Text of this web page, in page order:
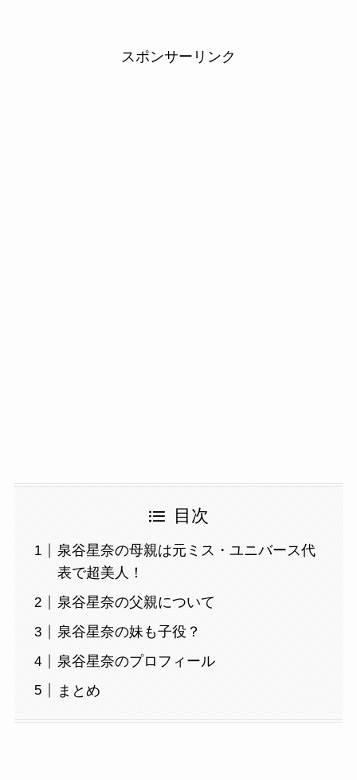
スポンサーリンク
目次
泉谷星奈の母親は元ミス・ユニバース代
表で超美人！
泉谷星奈の父親について
泉谷星奈の妹も子役？
泉谷星奈のプロフィール
まとめ